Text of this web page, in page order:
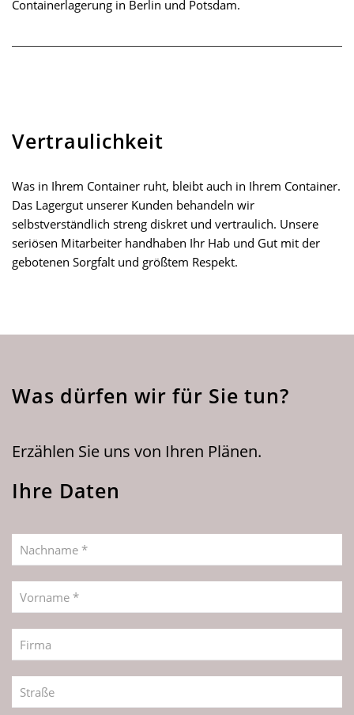
Containerlagerung in Berlin und Potsdam.
Vertraulichkeit
Was in Ihrem Container ruht, bleibt auch in Ihrem Container.
Das Lagergut unserer Kunden behandeln wir
selbstverständlich streng diskret und vertraulich. Unsere
seriösen Mitarbeiter handhaben Ihr Hab und Gut mit der
gebotenen Sorgfalt und größtem Respekt.
Was dürfen wir für Sie tun?
Erzählen Sie uns von Ihren Plänen.
Ihre Daten
Nachname *
Vorname *
Firma
Straße